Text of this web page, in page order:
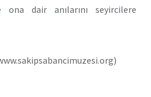
ona dair anılarını seyircilere